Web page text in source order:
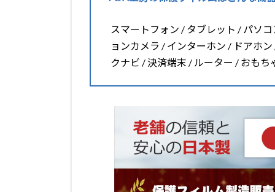
スマートフォン / タブレット / パソ
ョンカメラ / インターホン / ドアホ
クナビ / 決済端末 / ルーター / おも